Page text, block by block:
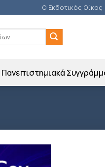
Ο Εκδοτικός Οίκος
Πανεπιστημιακά